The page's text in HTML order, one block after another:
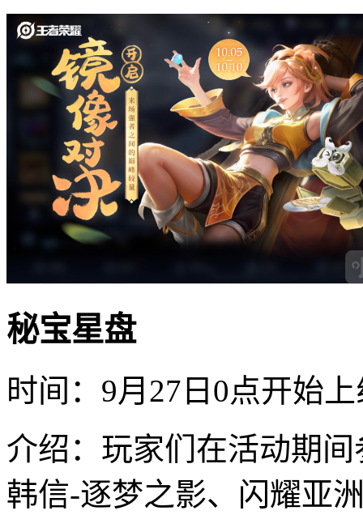
秘宝星盘
时间：9月27日0点开始
介绍：玩家们在活动期
韩信-逐梦之影、闪耀亚